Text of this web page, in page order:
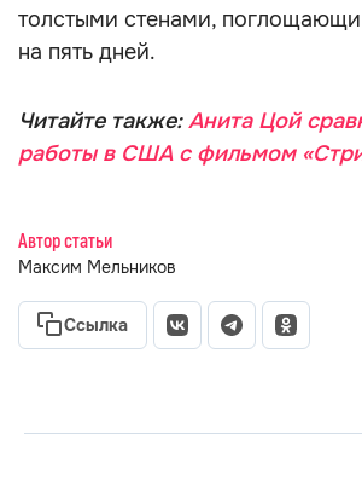
толстыми стенами,
на пять дней.
Читайте также:Анита Цой
работы в США с фильмом
Автор статьи
Максим Мельников
Ссылка